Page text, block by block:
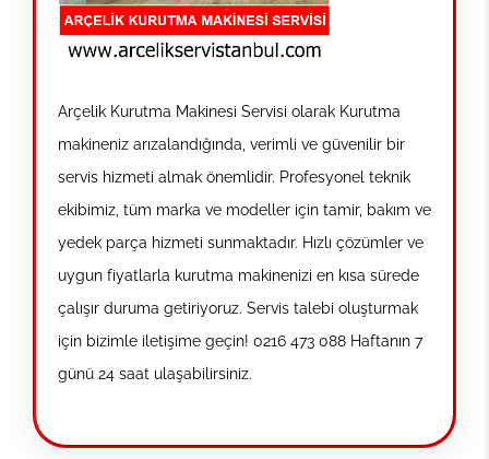
Arçelik Kurutma Makinesi Servisi olarak Kurutma
makineniz arızalandığında, verimli ve güvenilir bir
servis hizmeti almak önemlidir. Profesyonel teknik
ekibimiz, tüm marka ve modeller için tamir, bakım ve
yedek parça hizmeti sunmaktadır. Hızlı çözümler ve
uygun fiyatlarla kurutma makinenizi en kısa sürede
çalışır duruma getiriyoruz. Servis talebi oluşturmak
için bizimle iletişime geçin! 0216 473 088 Haftanın 7
günü 24 saat ulaşabilirsiniz.